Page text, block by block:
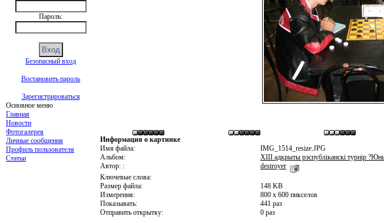
Пароль:
Безопасный вход
Востановить пароль
Зарегистрироваться
Основное меню
Главная
Новости
Фотогалерея
Личные сообщения
Профиль пользователя
Статьи
Информация о картинке
Имя файла:
IMG_1514_resize.JPG
Альбом:
XIII адкрыты рэспубліканскі турнір
Автор: :
destroyer
Ключевые слова:
Размер файла:
148 KB
Измерения:
800 x 600 пикселов
Показывать:
441 раз
Отправить открытку:
0 раз